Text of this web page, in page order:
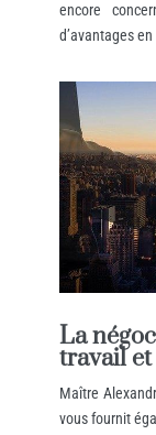
encore
d’avantages
La
travail et
Maître
vous fournit